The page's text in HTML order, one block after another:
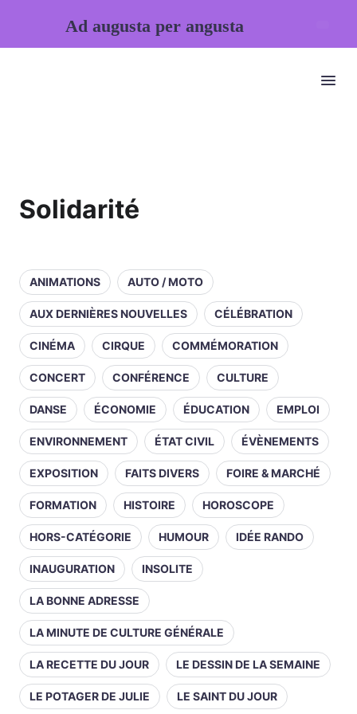
Solidarité
ANIMATIONS AUTO / MOTO
AUX DERNIÈRES NOUVELLES CÉLÉBRATION
CINÉMA CIRQUE COMMÉMORATION
CONCERT CONFÉRENCE CULTURE
DANSE ÉCONOMIE ÉDUCATION EMPLOI
ENVIRONNEMENT ÉTAT CIVIL ÉVÈNEMENTS
EXPOSITION FAITS DIVERS FOIRE & MARCHÉ
FORMATION HISTOIRE HOROSCOPE
HORS-CATÉGORIE HUMOUR IDÉE RANDO
INAUGURATION INSOLITE
LA BONNE ADRESSE
LA MINUTE DE CULTURE GÉNÉRALE
LA RECETTE DU JOUR LE DESSIN DE LA SEMAINE
LE POTAGER DE JULIE LE SAINT DU JOUR
Ad augusta per angusta